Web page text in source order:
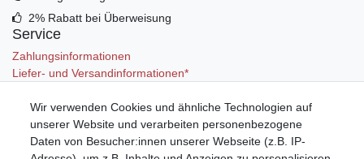
2% Rabatt bei Überweisung
Service
Zahlungsinformationen
Liefer- und Versandinformationen*
Mein Konto
Registrieren
Anmelden (Login)
Wir verwenden Cookies und ähnliche Technologien auf
unserer Website und verarbeiten personenbezogene
Daten von Besucher:innen unserer Webseite (z.B. IP-